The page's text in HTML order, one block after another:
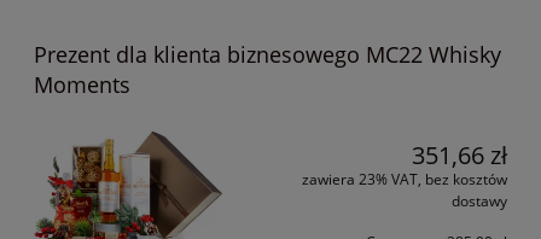
Prezent dla klienta biznesowego MC22 Whisky
Moments
351,66 zł
zawiera 23% VAT, bez kosztów
dostawy